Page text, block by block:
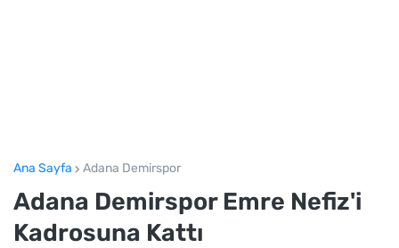
Ana Sayfa Adana Demirspor
Adana Demirspor Emre Nefiz'i
Kadrosuna Kattı